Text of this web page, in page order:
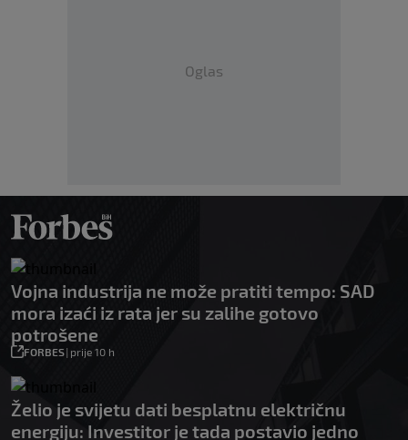
Oglas
Vojna industrija ne može pratiti tempo: SAD
mora izaći iz rata jer su zalihe gotovo
potrošene
FORBES| prije 10 h
Želio je svijetu dati besplatnu električnu
energiju: Investitor je tada postavio jedno